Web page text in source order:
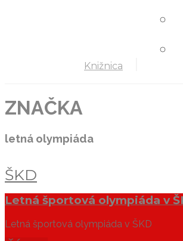
Knižnica
ZNAČKA
letná olympiáda
ŠKD
Letná športová olympiáda v
Letná športová olympiáda v ŠKD